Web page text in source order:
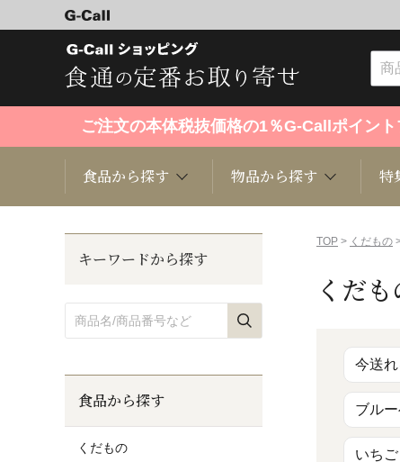
ご注文の本体税抜価格の1％G-Callポイン
食品から探す
お米
和菓子
珈琲/
物品から探す
芸能・
ファ
キッ
特
TOP > くだもの
くだも
今送
ブル
いちご
キーワードから探す
食品から探す
くだもの